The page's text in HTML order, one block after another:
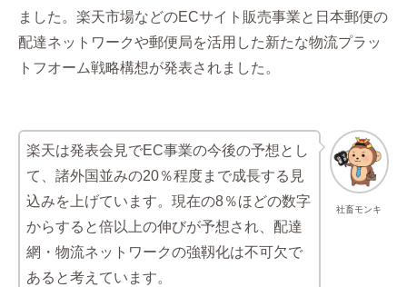
ました。楽天市場などのECサイト販売事業と日本郵便の
配達ネットワークや郵便局を活用した新たな物流プラッ
トフオーム戦略構想が発表されました。
社畜モンキ
楽天は発表会見でEC事業の今後の予想とし
て、諸外国並みの20％程度まで成長する見
込みを上げています。現在の8％ほどの数字
からすると倍以上の伸びが予想され、配達
網・物流ネットワークの強靱化は不可欠で
あると考えています。